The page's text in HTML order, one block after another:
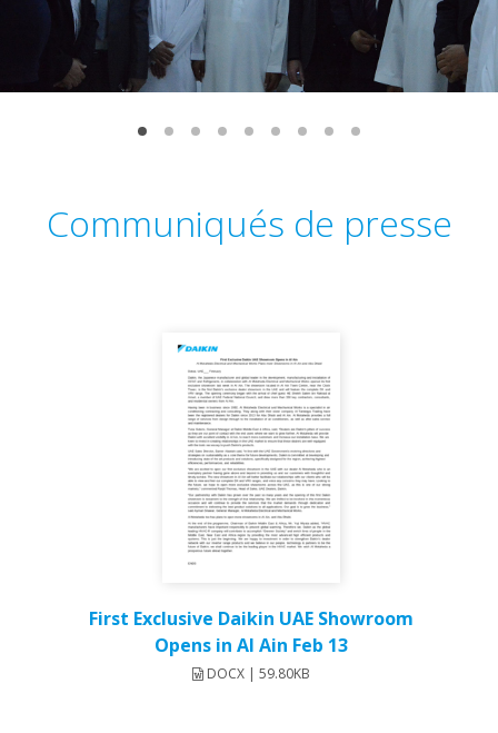
Communiqués de presse
First Exclusive Daikin UAE Showroom
Opens in Al Ain Feb 13
DOCX | 59.80KB